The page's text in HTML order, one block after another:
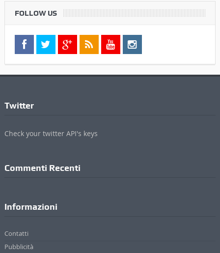
FOLLOW US
Twitter
Check your twitter API's keys
Commenti Recenti
Informazioni
Contatti
Pubblicità